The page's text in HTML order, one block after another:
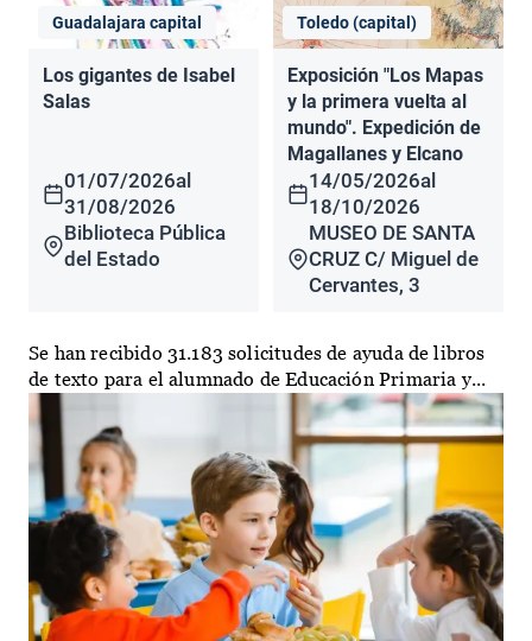
Guadalajara capital
Los gigantes de Isabel
Salas
01/07/2026al
31/08/2026
Biblioteca Pública
del Estado
Toledo (capital)
Exposición "Los Mapas
y la primera vuelta al
mundo". Expedición de
Magallanes y Elcano
14/05/2026al
18/10/2026
MUSEO DE SANTA
CRUZ C/ Miguel de
Cervantes, 3
Se han recibido 31.183 solicitudes de ayuda de libros
de texto para el alumnado de Educación Primaria y...